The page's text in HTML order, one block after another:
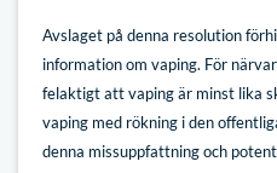
Avslaget på denna resolution
information om vaping. För
felaktigt att vaping är minst lika
vaping med rökning i den
denna missuppfattning och